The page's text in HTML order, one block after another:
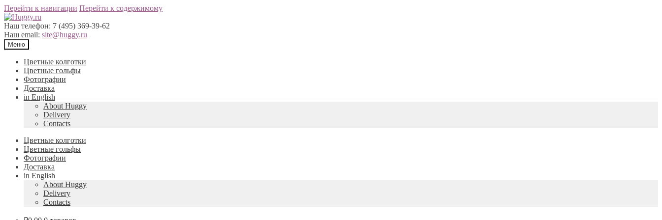
Перейти к навигации Перейти к содержимому
Наш телефон: 7 (495) 369-39-62
Наш email: site@huggy.ru
Меню
Цветные колготки
Цветные гольфы
Фотографии
Доставка
in English
About Huggy
Delivery
Contacts
Цветные колготки
Цветные гольфы
Фотографии
Доставка
in English
About Huggy
Delivery
Contacts